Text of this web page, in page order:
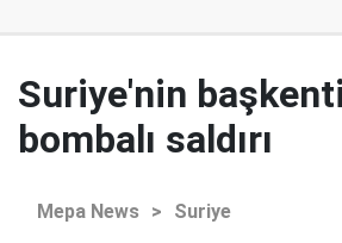
Suriye'nin
bombalı saldırı
Mepa News > Suriye